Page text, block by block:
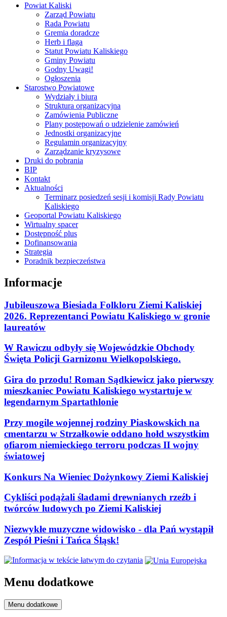
Powiat Kaliski
Zarząd Powiatu
Rada Powiatu
Gremia doradcze
Herb i flaga
Statut Powiatu Kaliskiego
Gminy Powiatu
Godny Uwagi!
Ogłoszenia
Starostwo Powiatowe
Wydziały i biura
Struktura organizacyjna
Zamówienia Publiczne
Plany postępowań o udzielenie zamówień
Jednostki organizacyjne
Regulamin organizacyjny
Zarządzanie kryzysowe
Druki do pobrania
BIP
Kontakt
Aktualności
Terminarz posiedzeń sesji i komisji Rady Powiatu
Kaliskiego
Geoportal Powiatu Kaliskiego
Wirtualny spacer
Dostępność plus
Dofinansowania
Strategia
Poradnik bezpieczeństwa
Informacje
Jubileuszowa Biesiada Folkloru Ziemi Kaliskiej
2026. Reprezentanci Powiatu Kaliskiego w gronie
laureatów
W Rawiczu odbyły się Wojewódzkie Obchody
Święta Policji Garnizonu Wielkopolskiego.
Gira do przodu! Roman Sądkiewicz jako pierwszy
mieszkaniec Powiatu Kaliskiego wystartuje w
legendarnym Spartathlonie
Przy mogile wojennej rodziny Piaskowskich na
cmentarzu w Strzałkowie oddano hołd wszystkim
ofiarom niemieckiego terroru podczas II wojny
światowej
Konkurs Na Wieniec Dożynkowy Ziemi Kaliskiej
Cykliści podążali śladami drewnianych rzeźb i
twórców ludowych po Ziemi Kaliskiej
Niezwykłe muzyczne widowisko - dla Pań wystąpił
Zespół Pieśni i Tańca Śląsk!
Menu dodatkowe
Menu dodatkowe